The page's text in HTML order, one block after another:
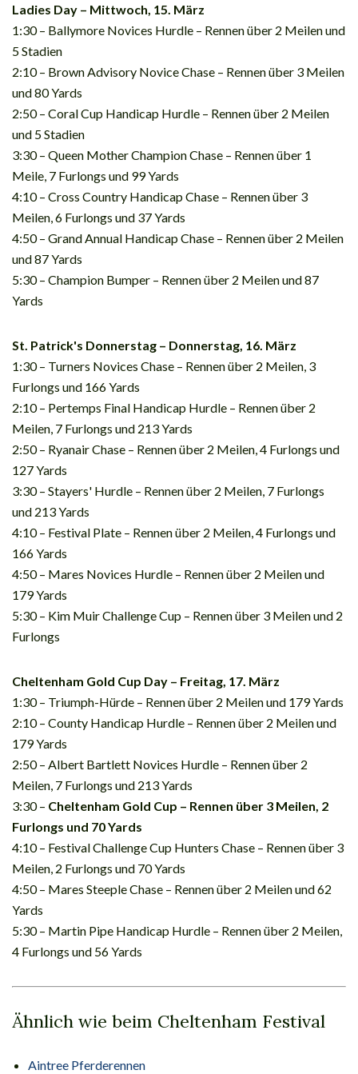
Ladies Day – Mittwoch, 15. März
1:30 – Ballymore Novices Hurdle – Rennen über 2 Meilen und
5 Stadien
2:10 – Brown Advisory Novice Chase – Rennen über 3 Meilen
und 80 Yards
2:50 – Coral Cup Handicap Hurdle – Rennen über 2 Meilen
und 5 Stadien
3:30 – Queen Mother Champion Chase – Rennen über 1
Meile, 7 Furlongs und 99 Yards
4:10 – Cross Country Handicap Chase – Rennen über 3
Meilen, 6 Furlongs und 37 Yards
4:50 – Grand Annual Handicap Chase – Rennen über 2 Meilen
und 87 Yards
5:30 – Champion Bumper – Rennen über 2 Meilen und 87
Yards
St. Patrick's Donnerstag – Donnerstag, 16. März
1:30 – Turners Novices Chase – Rennen über 2 Meilen, 3
Furlongs und 166 Yards
2:10 – Pertemps Final Handicap Hurdle – Rennen über 2
Meilen, 7 Furlongs und 213 Yards
2:50 – Ryanair Chase – Rennen über 2 Meilen, 4 Furlongs und
127 Yards
3:30 – Stayers' Hurdle – Rennen über 2 Meilen, 7 Furlongs
und 213 Yards
4:10 – Festival Plate – Rennen über 2 Meilen, 4 Furlongs und
166 Yards
4:50 – Mares Novices Hurdle – Rennen über 2 Meilen und
179 Yards
5:30 – Kim Muir Challenge Cup – Rennen über 3 Meilen und 2
Furlongs
Cheltenham Gold Cup Day – Freitag, 17. März
1:30 – Triumph-Hürde – Rennen über 2 Meilen und 179 Yards
2:10 – County Handicap Hurdle – Rennen über 2 Meilen und
179 Yards
2:50 – Albert Bartlett Novices Hurdle – Rennen über 2
Meilen, 7 Furlongs und 213 Yards
3:30 – Cheltenham Gold Cup – Rennen über 3 Meilen, 2
Furlongs und 70 Yards
4:10 – Festival Challenge Cup Hunters Chase – Rennen über 3
Meilen, 2 Furlongs und 70 Yards
4:50 – Mares Steeple Chase – Rennen über 2 Meilen und 62
Yards
5:30 – Martin Pipe Handicap Hurdle – Rennen über 2 Meilen,
4 Furlongs und 56 Yards
Ähnlich wie beim Cheltenham Festival
Aintree Pferderennen